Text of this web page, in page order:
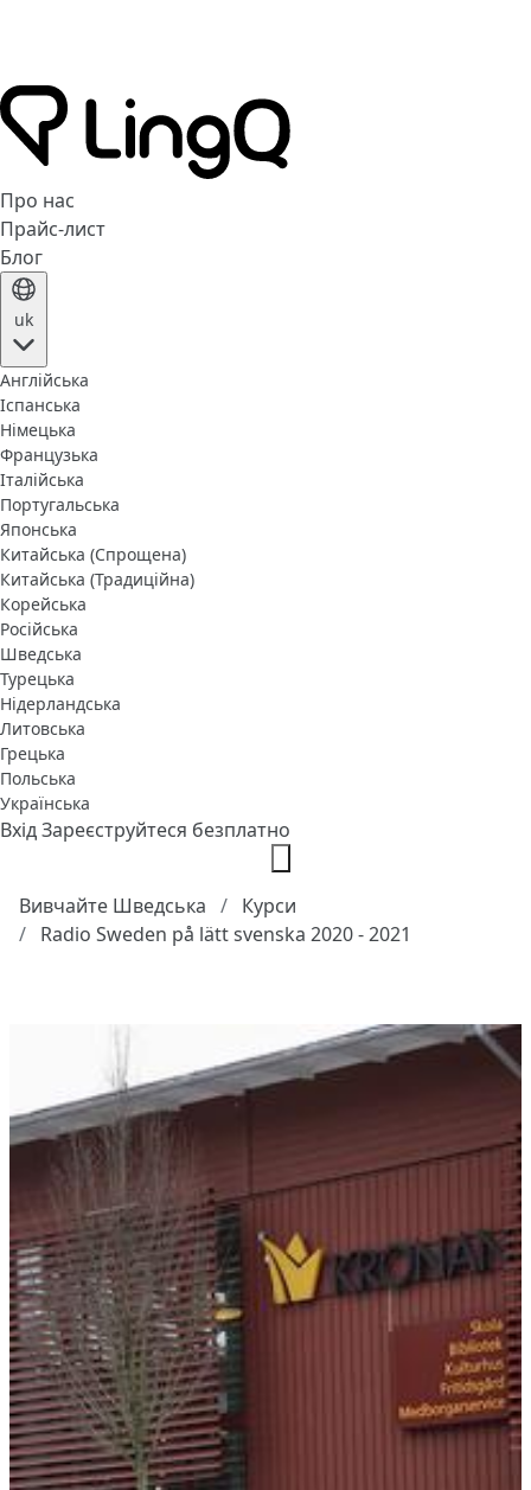
Про нас
Прайс-лист
Блог
uk
Англійська
Іспанська
Німецька
Французька
Італійська
Португальська
Японська
Китайська (Спрощена)
Китайська (Традиційна)
Корейська
Російська
Шведська
Турецька
Нідерландська
Литовська
Грецька
Польська
Українська
ВхідЗареєструйтеся безплатно
Вивчайте Шведська
Курси
Radio Sweden på lätt svenska 2020 - 2021